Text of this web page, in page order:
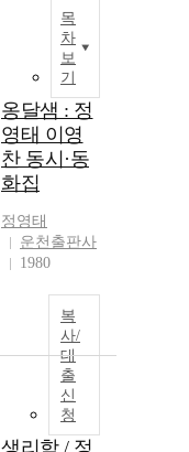
목
차
보
기
옹달샘 : 정
영태 이영
찬 동시·동
화집
정영태
운천출판사
1980
복
사/
대
출
신
청